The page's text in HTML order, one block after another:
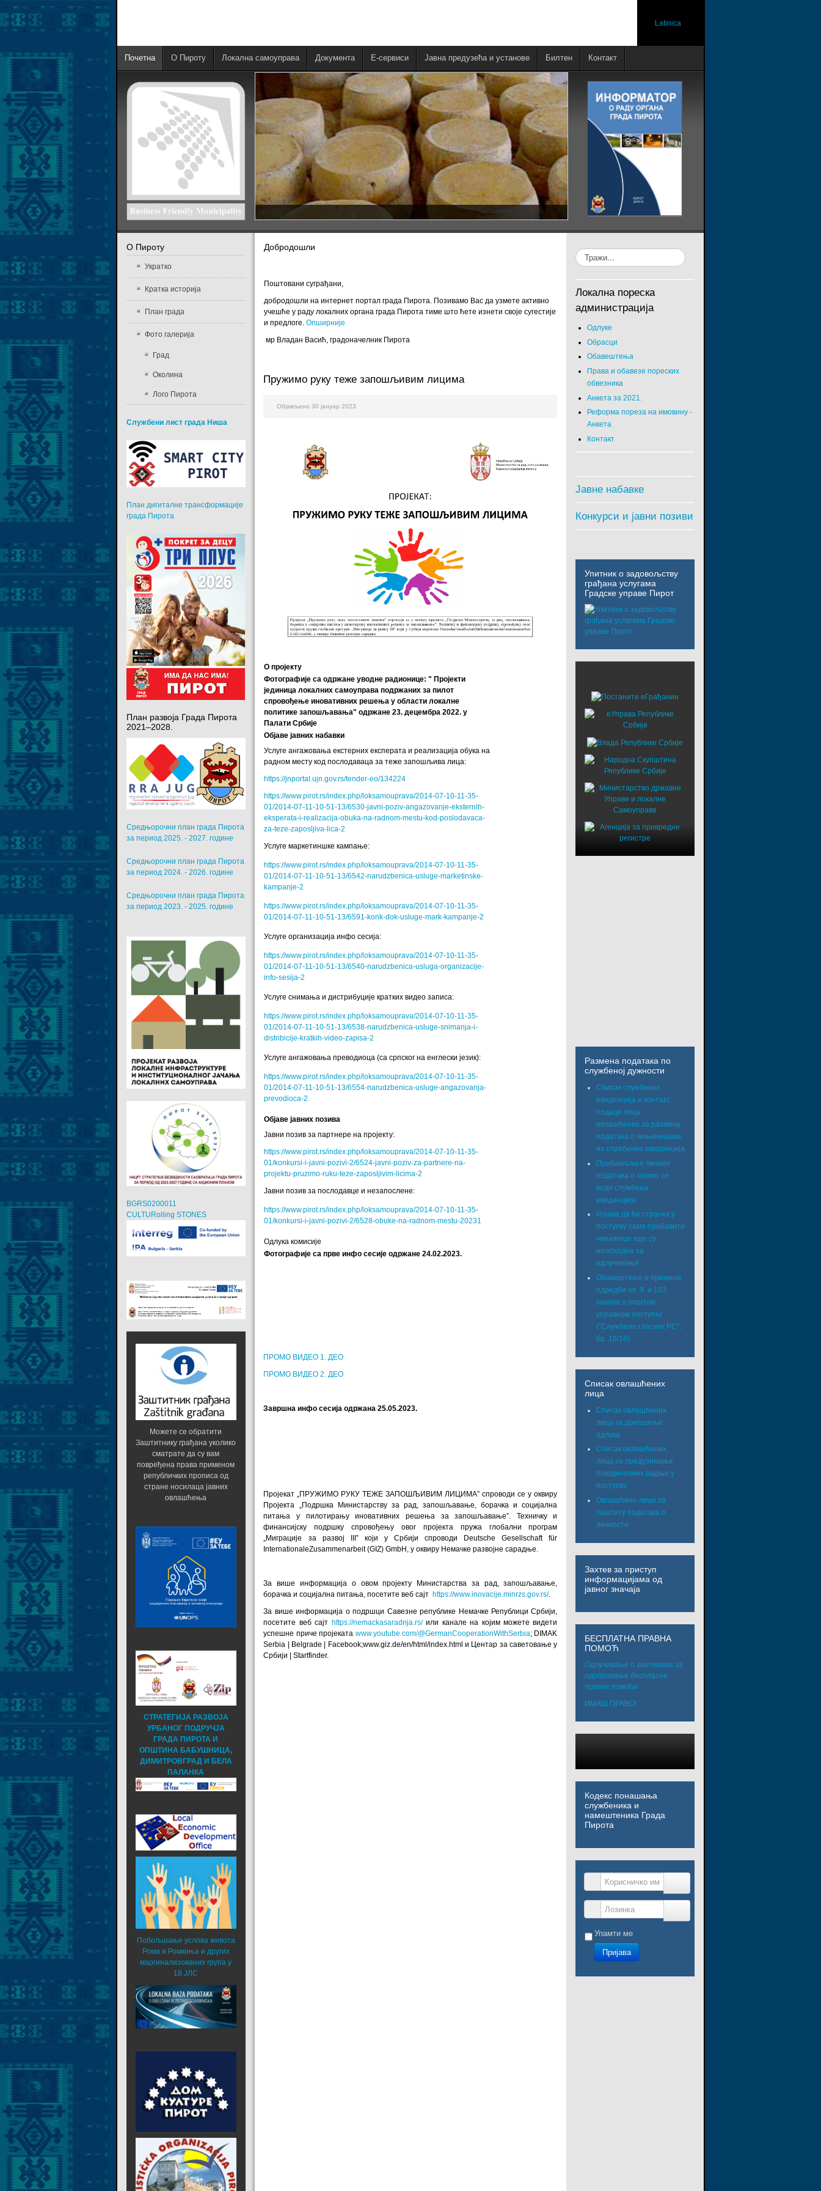
Latinica
Почетна О Пироту Локална самоуправа Документа E-сервиси Јавна предузећа и установе Билтен Контакт
Добродошли
Поштовани суграђани,
добродошли на интернет портал града Пирота. Позивамо Вас да узмете активно
учешће у раду локалних органа града Пирота тиме што ћете изнети своје сугестије
и предлоге.Опширније
мр Владан Васић, градоначелник Пирота
Пружимо руку теже запошљивим лицима
Објављено 30 јануар 2023
О пројекту
Фотографије са одржане уводне радионице: " Пројекти
јединица локалних самоуправа подржаних за пилот
спровођење иновативних решења у области локалне
политике запошљавања" одржане 23. децембра 2022. у
Палати Србије
Објаве јавних набавки
Услуге ангажовања екстерних експерата и реализација обука на
радном месту код послодаваца за теже запошљива лица:
https://jnportal.ujn.gov.rs/tender-eo/134224
https://www.pirot.rs/index.php/loksamouprava/2014-07-10-11-35-
01/2014-07-11-10-51-13/6530-javni-poziv-angazovanje-eksternih-
eksperata-i-realizacija-obuka-na-radnom-mestu-kod-poslodavaca-
za-teze-zaposljiva-lica-2
Услуге маркетиншке кампање:
https://www.pirot.rs/index.php/loksamouprava/2014-07-10-11-35-
01/2014-07-11-10-51-13/6542-narudzbenica-usluge-marketinske-
kampanje-2
https://www.pirot.rs/index.php/loksamouprava/2014-07-10-11-35-
01/2014-07-11-10-51-13/6591-konk-dok-usluge-mark-kampanje-2
Услуге организација инфо сесија:
https://www.pirot.rs/index.php/loksamouprava/2014-07-10-11-35-
01/2014-07-11-10-51-13/6540-narudzbenica-usluga-organizacije-
info-sesija-2
Услуге снимања и дистрибуције кратких видео записа:
https://www.pirot.rs/index.php/loksamouprava/2014-07-10-11-35-
01/2014-07-11-10-51-13/6538-narudzbenica-usluge-snimanja-i-
distribicije-kratkih-video-zapisa-2
Услуге ангажовања преводиоца (са српског на енглески језик):
https://www.pirot.rs/index.php/loksamouprava/2014-07-10-11-35-
01/2014-07-11-10-51-13/6554-narudzbenica-usluge-angazovanja-
prevodioca-2
Објаве јавних позива
Јавни позив за партнере на пројекту:
https://www.pirot.rs/index.php/loksamouprava/2014-07-10-11-35-
01/konkursi-i-javni-pozivi-2/6524-javni-poziv-za-partnere-na-
projektu-pruzimo-ruku-teze-zaposljivim-licima-2
Јавни позив за послодавце и незапослене:
https://www.pirot.rs/index.php/loksamouprava/2014-07-10-11-35-
01/konkursi-i-javni-pozivi-2/6528-obuke-na-radnom-mestu-20231
Одлука комисије
Фотографије са прве инфо сесије одржане 24.02.2023.
ПРОМО ВИДЕО 1. ДЕО
ПРОМО ВИДЕО 2. ДЕО
Завршна инфо сесија одржана 25.05.2023.
Пројекат „ПРУЖИМО РУКУ ТЕЖЕ ЗАПОШЉИВИМ ЛИЦИМА” спроводи се у оквиру
Пројекта „Подршка Министарству за рад, запошљавање, борачка и социјална
питања у пилотирању иновативних решења за запошљавање”. Техничку и
финансијску подршку спровођењу овог пројекта пружа глобални програм
„Миграције за развој IIIˮ који у Србији спроводи Deutsche Gesellschaft für
InternationaleZusammenarbeit (GIZ) GmbH, у оквиру Немачке развојне сарадње.
За више информација о овом пројекту Министарства за рад, запошљавање,
борачка и социјална питања, посетите веб сајтhttps://www.inovacije.minrzs.gov.rs/.
За више информација о подршци Савезне републике Немачке Републици Србији,
посетите веб сајт https://nemackasaradnja.rs/или канале на којим можете видети
успешне приче пројеката www.youtube.com/@GermanCooperationWithSerbia; DIMAK
Serbia | Belgrade | Facebook;www.giz.de/en/html/index.html и Центар за саветовање у
Србији | Startfinder.
О Пироту
Укратко
Кратка историја
План града
Фото галерија
Град
Околина
Лого Пирота
Службени лист града Ниша
План дигиталне трансформације
града Пирота
План развоја Града Пирота
2021–2028.
Средњорочни план града Пирота
за период 2025. - 2027. године
Средњорочни план града Пирота
за период 2024. - 2026. године
Средњорочни план града Пирота
за период 2023. - 2025. године
BGRS0200011
CULTURolling STONES
Можете се обратити
Заштитнику грађана уколико
сматрате да су вам
повређена права применом
републичких прописа од
стране носилаца јавних
овлашћења
СТРАТЕГИЈА РАЗВОЈА
УРБАНОГ ПОДРУЧЈА
ГРАДА ПИРОТА И
ОПШТИНА БАБУШНИЦА,
ДИМИТРОВГРАД И БЕЛА
ПАЛАНКА
Побољшање услова живота
Рома и Ромкиња и других
маргинализованих група у
18 ЈЛС
Локална пореска
администрација
Одлуке
Обрасци
Обавештења
Права и обавезе пореских
обвезника
Анкета за 2021.
Реформа пореза на имовину -
Анкета
Контакт
Јавне набавке
Конкурси и јавни позиви
Упитник о задовољству
грађана услугама
Градске управе Пирот
Размена података по
службеној дужности
Списак службених
евиденција и контакт
подаци лица
овлашћених за размену
података о чињеницама
из службених евиденција
Прибављање личних
података о којима се
води службена
евиденција
Изјава да ће странка у
поступку сама прибавити
чињенице које су
неопходне за
одлучивање
Обавештење о примени
одредби чл. 9. и 103.
закона о општем
управном поступку
("Службени гласник РС",
бр. 18/16)
Списак овлашћених
лица
Списак овлашћених
лица за доношење
одлука
Списак овлашћених
лица за предузимање
појединачних радњи у
поступку
Овлашћено лице за
заштиту података о
личности
Захтев за приступ
информацијама од
јавног значаја
БЕСПЛАТНА ПРАВНА
ПОМОЋ
Одлучивање о захтевима за
одобравање бесплатне
правне помоћи
ИМАШ ПРАВО!
Кодекс понашања
службеника и
намештеника Града
Пирота
Корисничко име
Лозинка
Упамти ме
Пријава